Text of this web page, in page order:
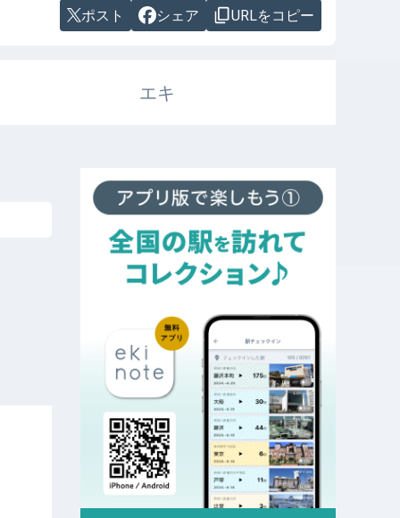
ポスト シェア URLをコピー
エキ